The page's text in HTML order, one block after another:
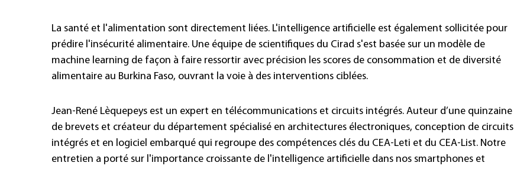
La santé et l'alimentation sont directement liées. L'intelligence artificielle est également sollicitée pour
prédire l'insécurité alimentaire. Une équipe de scientifiques du Cirad s'est basée sur un modèle de
machine learning de façon à faire ressortir avec précision les scores de consommation et de diversité
alimentaire au Burkina Faso, ouvrant la voie à des interventions ciblées.
Jean-René Lèquepeys est un expert en télécommunications et circuits intégrés. Auteur d’une quinzaine
de brevets et créateur du département spécialisé en architectures électroniques, conception de circuits
intégrés et en logiciel embarqué qui regroupe des compétences clés du CEA-Leti et du CEA-List. Notre
entretien a porté sur l'importance croissante de l'intelligence artificielle dans nos smartphones et